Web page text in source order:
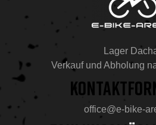
Lager
Verkauf und Abholung
office@e-bike-